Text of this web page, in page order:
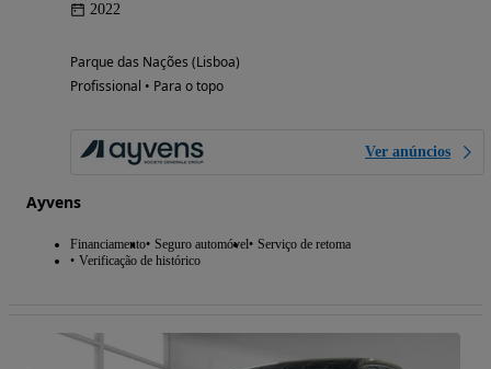
2022
Parque das Nações (Lisboa)
Profissional • Para o topo
Ver anúncios
Ayvens
Financiamento Seguro automóvel Serviço de retoma
Verificação de histórico